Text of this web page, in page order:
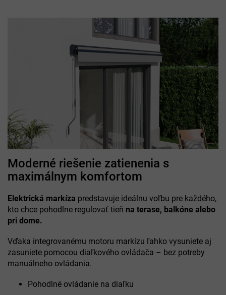
Moderné riešenie zatienenia s
maximálnym komfortom
Elektrická markíza predstavuje ideálnu voľbu pre každého,
kto chce pohodlne regulovať tieň na terase, balkóne alebo
pri dome.
Vďaka integrovanému motoru markízu ľahko vysuniete aj
zasuniete pomocou diaľkového ovládača – bez potreby
manuálneho ovládania.
Pohodlné ovládanie na diaľku